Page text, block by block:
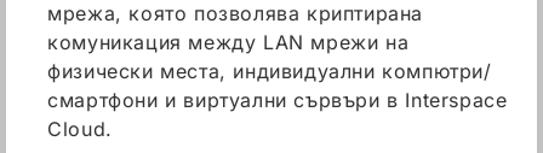
мрежа, която позволява криптирана
комуникация между LAN мрежи на
физически места, индивидуални компютри/
смартфони и виртуални сървъри в Interspace
Cloud.